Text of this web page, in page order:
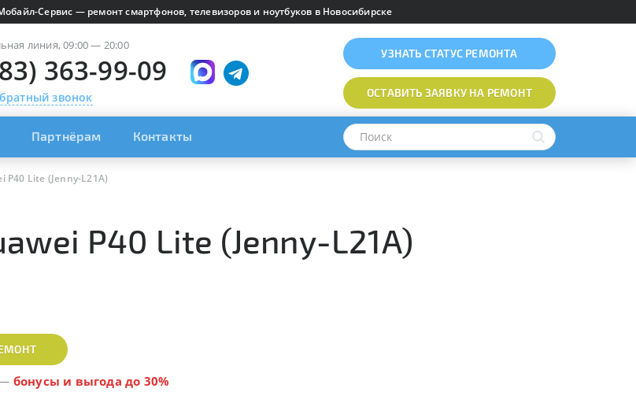
Сервис — ремонт смартфонов, телевизоров и ноутбуков в Новосибирске
линия, 09:00 — 20:00
363-99-09
звонок
УЗНАТЬ СТАТУС РЕМОНТА
ОСТАВИТЬ ЗАЯВКУНА РЕМОНТ
Партнёрам Контакты
P40 Lite (Jenny-L21A)
P40 Lite (Jenny-L21A)
бонусы и выгода до 30%